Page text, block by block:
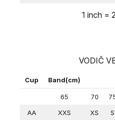
1 inch =
VODIČ
Cup Band(cm)
65 70
AA
XXS XS
S